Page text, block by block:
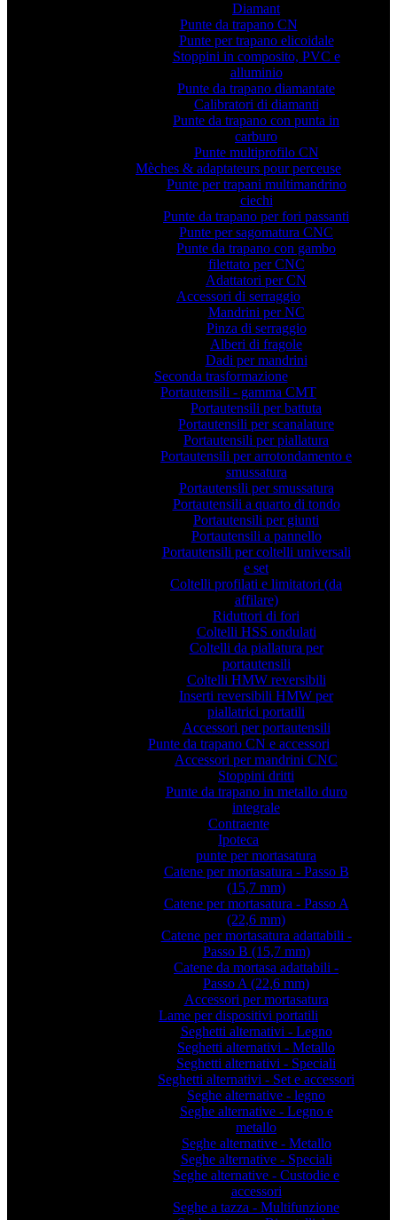
Diamant
Punte da trapano CN
Punte per trapano elicoidale
Stoppini in composito, PVC e
alluminio
Punte da trapano diamantate
Calibratori di diamanti
Punte da trapano con punta in
carburo
Punte multiprofilo CN
Mèches & adaptateurs pour perceuse
Punte per trapani multimandrino
ciechi
Punte da trapano per fori passanti
Punte per sagomatura CNC
Punte da trapano con gambo
filettato per CNC
Adattatori per CN
Accessori di serraggio
Mandrini per NC
Pinza di serraggio
Alberi di fragole
Dadi per mandrini
Seconda trasformazione
Portautensili - gamma CMT
Portautensili per battuta
Portautensili per scanalature
Portautensili per piallatura
Portautensili per arrotondamento e
smussatura
Portautensili per smussatura
Portautensili a quarto di tondo
Portautensili per giunti
Portautensili a pannello
Portautensili per coltelli universali
e set
Coltelli profilati e limitatori (da
affilare)
Riduttori di fori
Coltelli HSS ondulati
Coltelli da piallatura per
portautensili
Coltelli HMW reversibili
Inserti reversibili HMW per
piallatrici portatili
Accessori per portautensili
Punte da trapano CN e accessori
Accessori per mandrini CNC
Stoppini dritti
Punte da trapano in metallo duro
integrale
Contraente
Ipoteca
punte per mortasatura
Catene per mortasatura - Passo B
(15,7 mm)
Catene per mortasatura - Passo A
(22,6 mm)
Catene per mortasatura adattabili -
Passo B (15,7 mm)
Catene da mortasa adattabili -
Passo A (22,6 mm)
Accessori per mortasatura
Lame per dispositivi portatili
Seghetti alternativi - Legno
Seghetti alternativi - Metallo
Seghetti alternativi - Speciali
Seghetti alternativi - Set e accessori
Seghe alternative - legno
Seghe alternative - Legno e
metallo
Seghe alternative - Metallo
Seghe alternative - Speciali
Seghe alternative - Custodie e
accessori
Seghe a tazza - Multifunzione